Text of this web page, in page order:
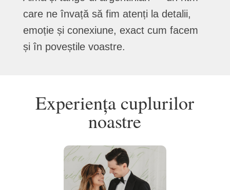
care ne învață să fim atenți la detalii,
emoție și conexiune, exact cum facem
și în poveștile voastre.
Experiența cuplurilor
noastre